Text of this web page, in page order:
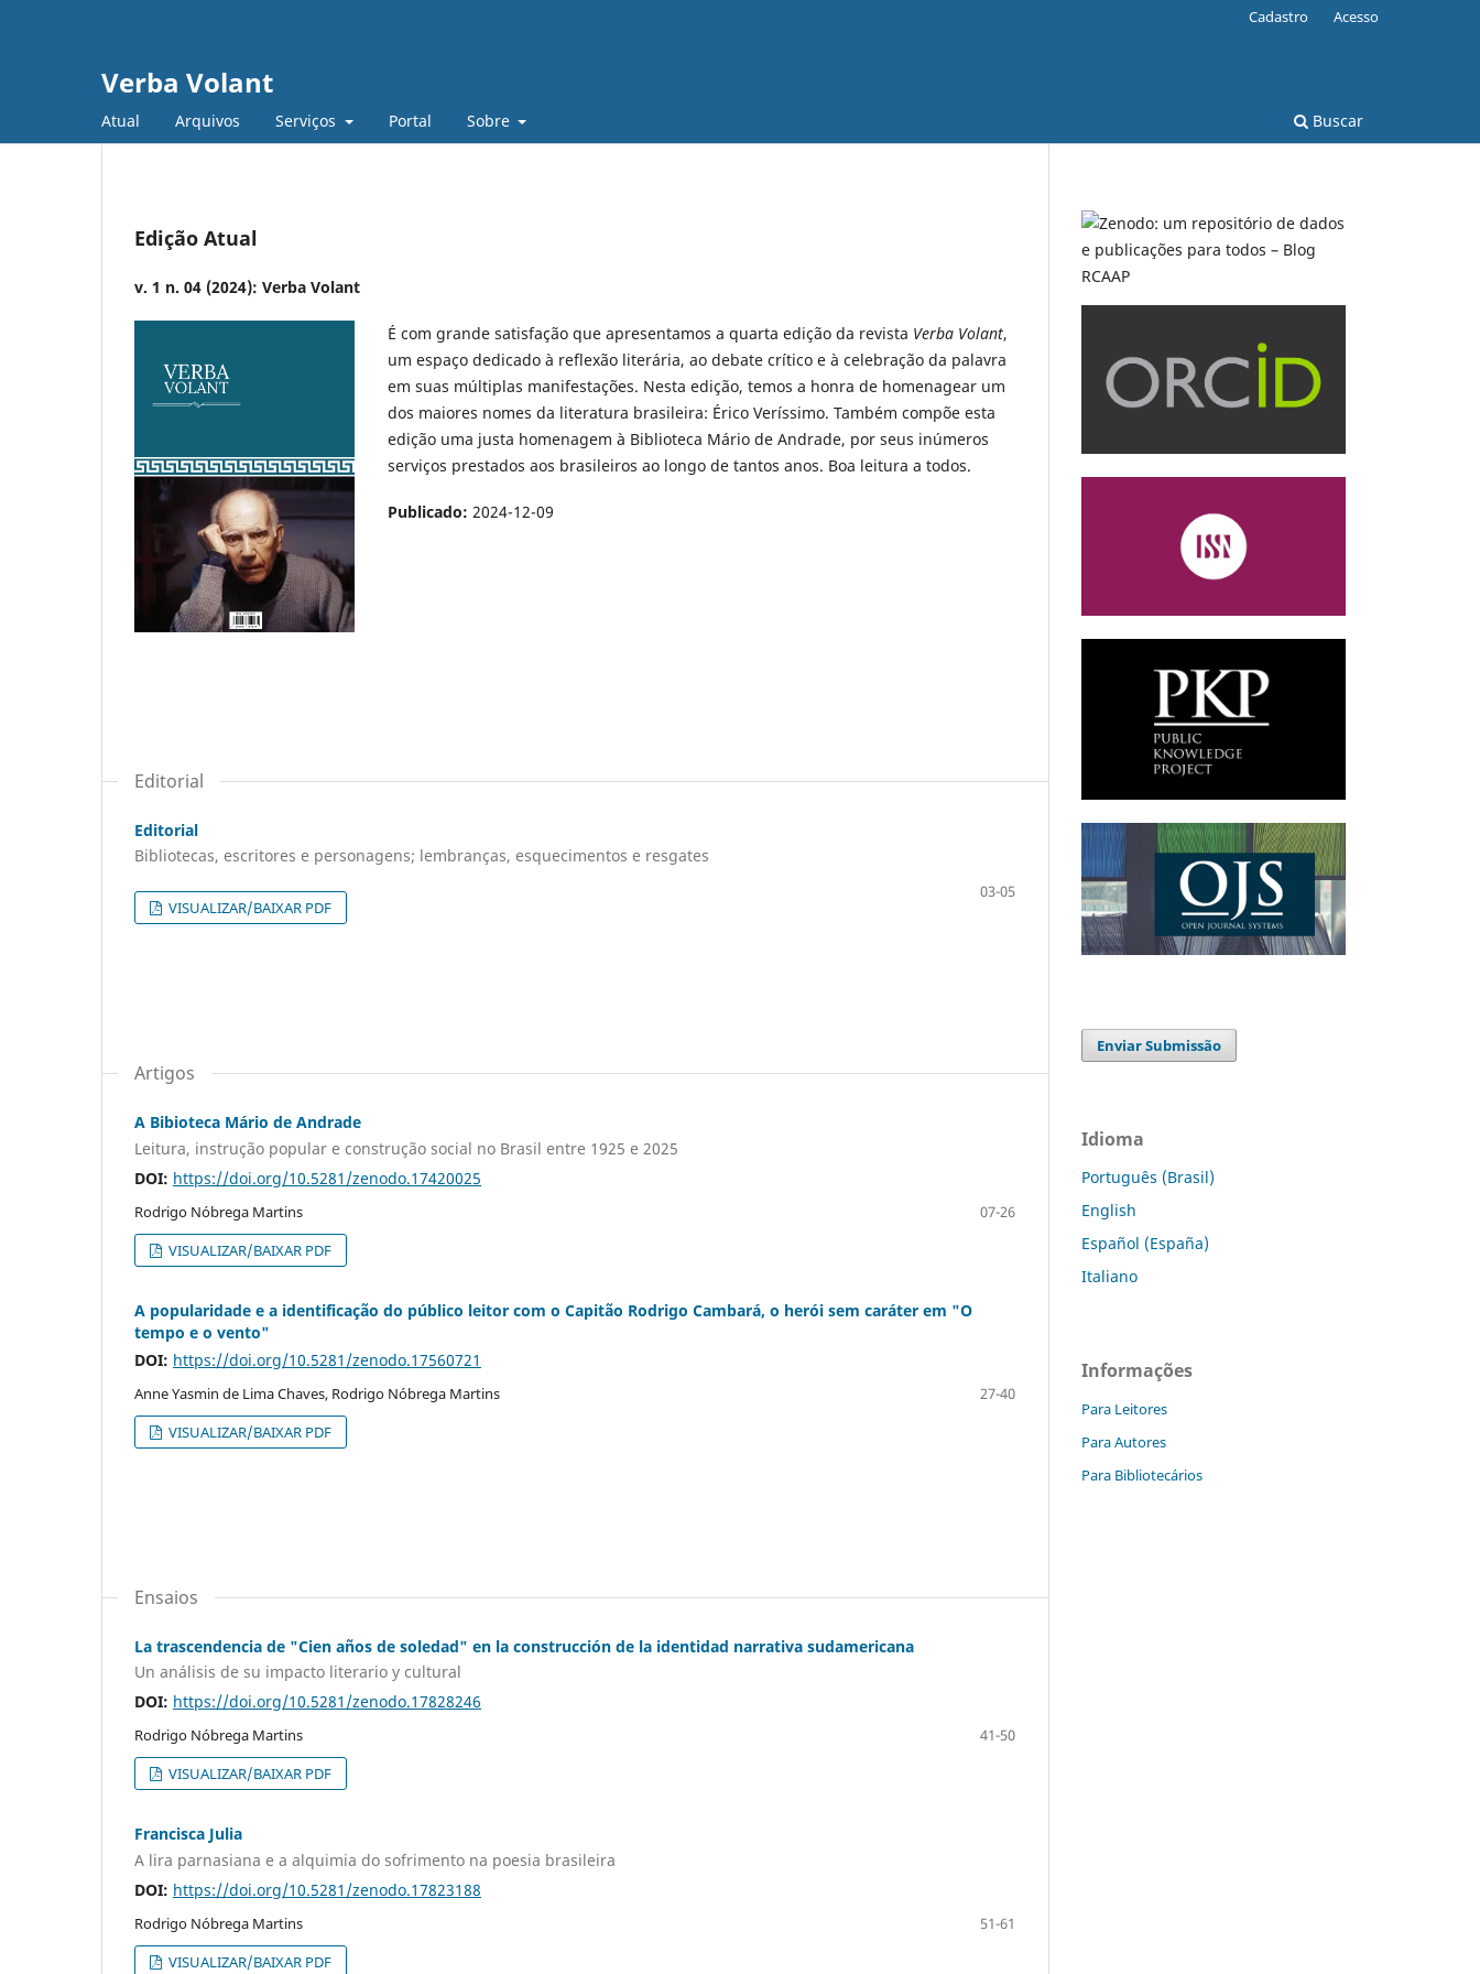
Verba Volant
Atual Arquivos Serviços Portal Sobre Buscar
Cadastro Acesso
Edição Atual
v. 1 n. 04 (2024): Verba Volant
É com grande satisfação que apresentamos a quarta edição da revista Verba Volant,
um espaço dedicado à reflexão literária, ao debate crítico e à celebração da palavra
em suas múltiplas manifestações. Nesta edição, temos a honra de homenagear um
dos maiores nomes da literatura brasileira: Érico Veríssimo. Também compõe esta
edição uma justa homenagem à Biblioteca Mário de Andrade, por seus inúmeros
serviços prestados aos brasileiros ao longo de tantos anos. Boa leitura a todos.
Publicado: 2024-12-09
Editorial
Editorial
Bibliotecas, escritores e personagens; lembranças, esquecimentos e resgates
03-05
VISUALIZAR/BAIXAR PDF
Artigos
A Bibioteca Mário de Andrade
Leitura, instrução popular e construção social no Brasil entre 1925 e 2025
DOI: https://doi.org/10.5281/zenodo.17420025
Rodrigo Nóbrega Martins
07-26
VISUALIZAR/BAIXAR PDF
A popularidade e a identificação do público leitor com o Capitão Rodrigo Cambará, o herói sem caráter em "O
tempo e o vento"
DOI: https://doi.org/10.5281/zenodo.17560721
Anne Yasmin de Lima Chaves, Rodrigo Nóbrega Martins
27-40
VISUALIZAR/BAIXAR PDF
Ensaios
La trascendencia de "Cien años de soledad" en la construcción de la identidad narrativa sudamericana
Un análisis de su impacto literario y cultural
DOI: https://doi.org/10.5281/zenodo.17828246
Rodrigo Nóbrega Martins
41-50
VISUALIZAR/BAIXAR PDF
Francisca Julia
A lira parnasiana e a alquimia do sofrimento na poesia brasileira
DOI: https://doi.org/10.5281/zenodo.17823188
Rodrigo Nóbrega Martins
51-61
VISUALIZAR/BAIXAR PDF
Enviar Submissão
Idioma
Português (Brasil)
English
Español (España)
Italiano
Informações
Para Leitores
Para Autores
Para Bibliotecários